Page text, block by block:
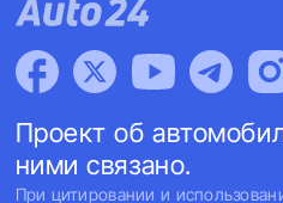
Проект об
ними связано.
При цитировании и